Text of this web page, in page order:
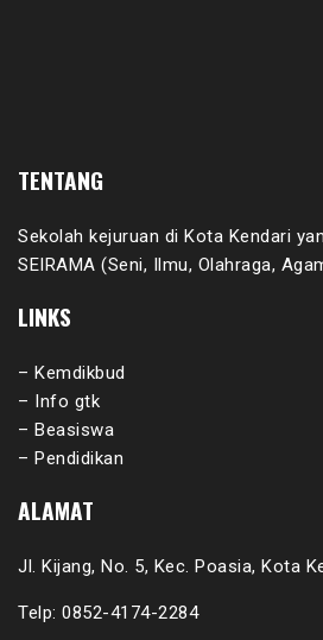
TENTANG
Sekolah kejuruan di Kota Kendari
SEIRAMA (Seni, Ilmu, Olahraga,
LINKS
– Kemdikbud
– Info gtk
– Beasiswa
– Pendidikan
ALAMAT
Jl. Kijang, No. 5, Kec. Poasia, Kota
Telp: 0852-4174-2284